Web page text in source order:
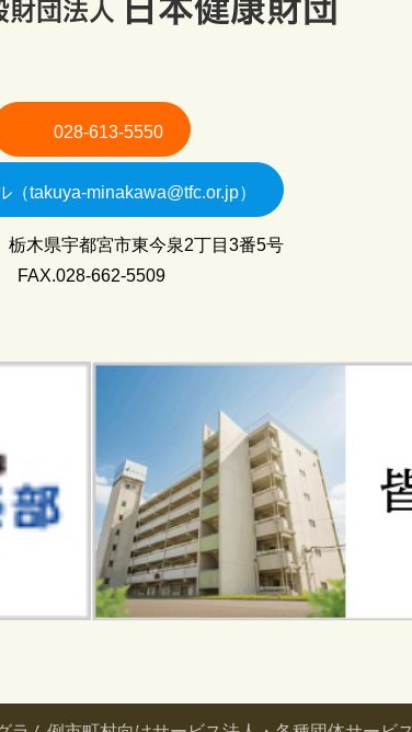
028-613-5550
（takuya-minakawa@tfc.or.jp）
木県宇都宮市東今泉2丁目3番5号
FAX.028-662-5509